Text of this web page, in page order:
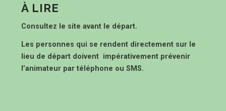
À LIRE
Consultez le site avant le départ.
Les personnes qui se rendent directement sur le
lieu de départ doivent impérativement prévenir
l’animateur par téléphone ou SMS.